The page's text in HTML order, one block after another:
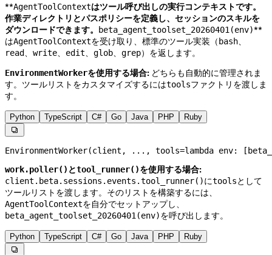
**AgentToolContextはツール呼び出しの実行コンテキストです。
作業ディレクトリとパスポリシーを定義し、セッションのスキルを
ダウンロードできます。
beta_agent_toolset_20260401(env)**
はAgentToolContextを受け取り、標準のツール実装（bash
read write edit glob grep）を返します。
EnvironmentWorkerを使用する場合: どちらも自動的に管理されま
す。ツールリストをカスタマイズするにはtoolsファクトリを渡しま
す。
Python TypeScript C# Go Java PHP Ruby

EnvironmentWorker(client, ... , tools=lambda env:
work.poller() とtool_runner()を使用する場合:
client.beta.sessions.events.tool_runner()にtoolsとして
ツールリストを渡します。そのリストを構築するには、
AgentToolContextを自分でセットアップし、
beta_agent_toolset_20260401(env)を呼び出します。
Python TypeScript C# Go Java PHP Ruby
